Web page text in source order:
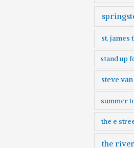
st. james
stand up
steve
summer
the e
the